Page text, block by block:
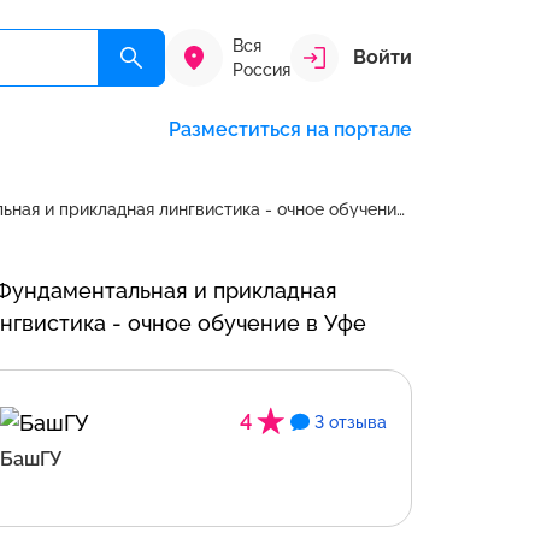
Вся
Россия
Войти
Разместиться на портале
Фундаментальная и прикладная лингвистика - очное обучение в Уфе в России
4 3 отзыва
БашГУ